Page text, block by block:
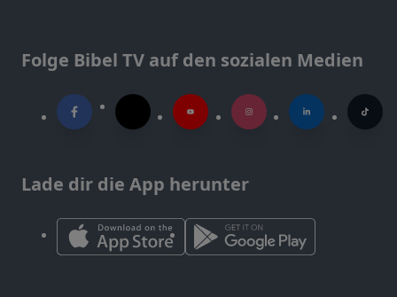
Folge Bibel TV auf den sozialen Medien
Lade dir die App herunter